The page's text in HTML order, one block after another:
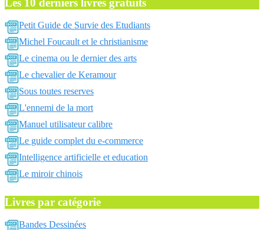
Les 10 derniers livres gratuits
Petit Guide de Survie des Etudiants
Michel Foucault et le christianisme
Le cinema ou le dernier des arts
Le chevalier de Keramour
Sous toutes reserves
L'ennemi de la mort
Manuel utilisateur calibre
Le guide complet du e-commerce
Intelligence artificielle et education
Le miroir chinois
Livres par catégorie
Bandes Dessinées